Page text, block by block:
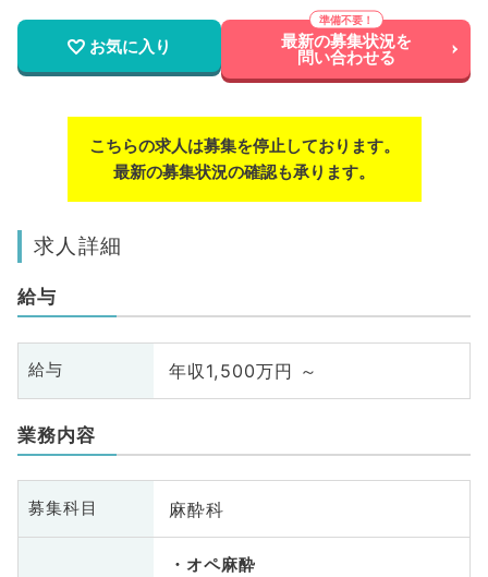
お気に入り 最新の募集状況を
問い合わせる
こちらの求人は募集を停止しております。
最新の募集状況の確認も承ります。
求人詳細
給与
給与 年収1,500万円 ～
業務内容
募集科目 麻酔科
オペ麻酔